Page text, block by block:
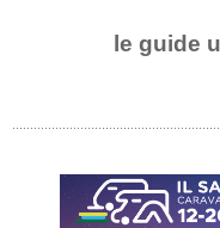
le guide